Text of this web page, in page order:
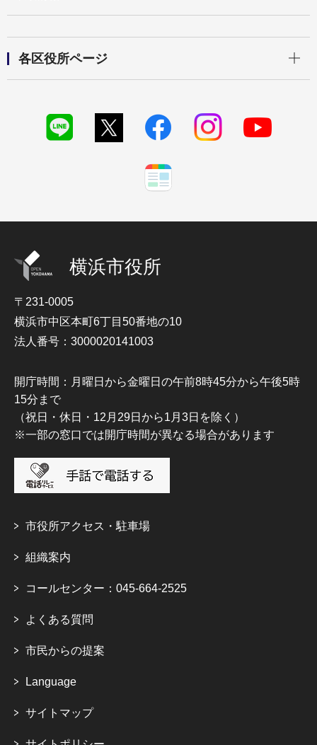
各区役所ページ
横浜市役所
〒231-0005
横浜市中区本町6丁目50番地の10
法人番号：3000020141003
開庁時間：月曜日から金曜日の午前8時45分から午後5時
15分まで
（祝日・休日・12月29日から1月3日を除く）
※一部の窓口では開庁時間が異なる場合があります
市役所アクセス・駐車場
組織案内
コールセンター：045-664-2525
よくある質問
市民からの提案
Language
サイトマップ